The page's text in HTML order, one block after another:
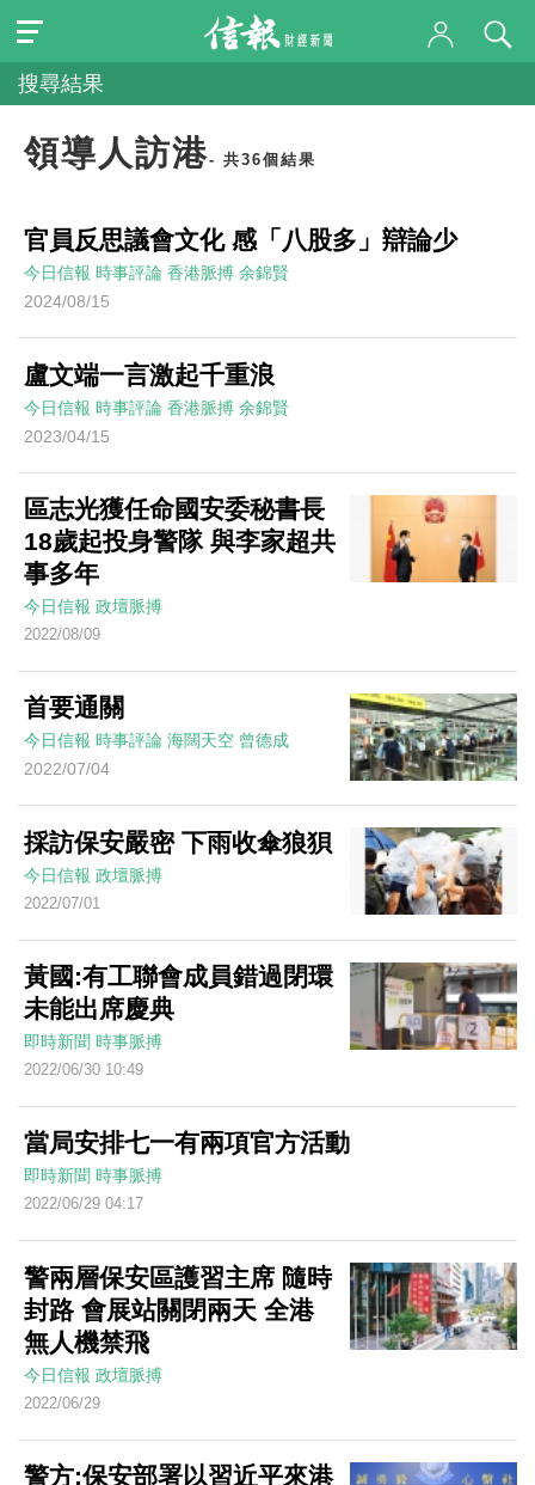
搜尋結果
領導人訪港- 共36個結果
官員反思議會文化 感「八股多」辯論少
今日信報 時事評論 香港脈搏 余錦賢
2024/08/15
盧文端一言激起千重浪
今日信報 時事評論 香港脈搏 余錦賢
2023/04/15
區志光獲任命國安委秘書長
18歲起投身警隊 與李家超共
事多年
今日信報 政壇脈搏
2022/08/09
首要通關
今日信報 時事評論 海闊天空 曾德成
2022/07/04
採訪保安嚴密 下雨收傘狼狽
今日信報 政壇脈搏
2022/07/01
黃國:有工聯會成員錯過閉環
未能出席慶典
即時新聞 時事脈搏
2022/06/30 10:49
當局安排七一有兩項官方活動
即時新聞 時事脈搏
2022/06/29 04:17
警兩層保安區護習主席 隨時
封路 會展站關閉兩天 全港
無人機禁飛
今日信報 政壇脈搏
2022/06/29
警方:保安部署以習近平來港